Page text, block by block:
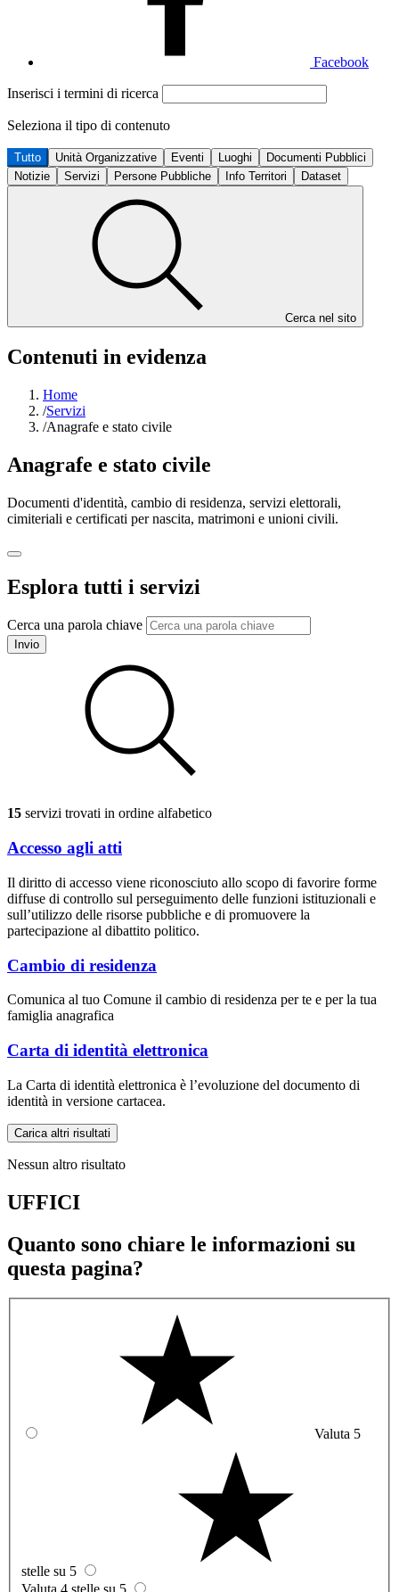
Facebook
Inserisci i termini di ricerca
Seleziona il tipo di contenuto
Tutto Unità Organizzative Eventi Luoghi
Documenti Pubblici
Notizie
Servizi Persone Pubbliche Info Territori Dataset
Cerca nel sito
Contenuti in evidenza
Home
/Servizi
/Anagrafe e stato civile
Anagrafe e stato civile
Documenti d'identità, cambio di residenza, servizi elettorali,
cimiteriali e certificati per nascita, matrimoni e unioni civili.
Esplora tutti i servizi
Cerca una parola chiave
Invio
15 servizi trovati in ordine alfabetico
Accesso agli atti
Il diritto di accesso viene riconosciuto allo scopo di favorire forme
diffuse di controllo sul perseguimento delle funzioni istituzionali e
sull’utilizzo delle risorse pubbliche e di promuovere la
partecipazione al dibattito politico.
Cambio di residenza
Comunica al tuo Comune il cambio di residenza per te e per la tua
famiglia anagrafica
Carta di identità elettronica
La Carta di identità elettronica è l’evoluzione del documento di
identità in versione cartacea.
Carica altri risultati
Nessun altro risultato
UFFICI
Quanto sono chiare le informazioni su
questa pagina?
Valuta 5
stelle su 5
Valuta 4 stelle su 5